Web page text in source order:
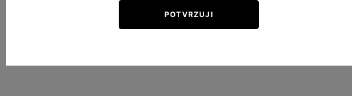
POTVRZUJI